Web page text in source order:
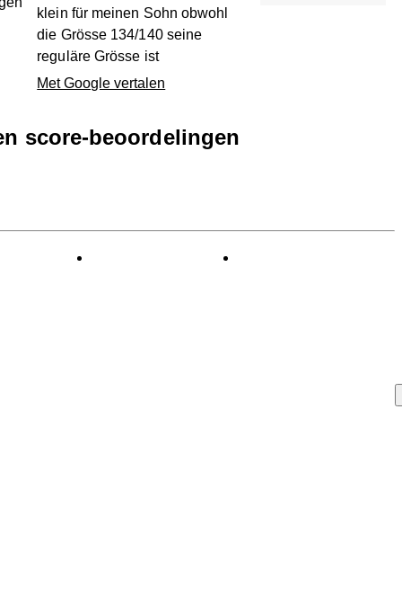
klein für meinen Sohn obwohl
die Grösse 134/140 seine
reguläre Grösse ist
Met Google vertalen
score-beoordelingen